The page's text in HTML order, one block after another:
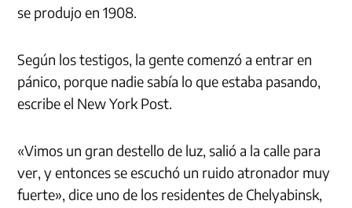
se produjo en 1908.
Según los testigos, la gente comenzó a entrar en
pánico, porque nadie sabía lo que estaba pasando,
escribe el New York Post.
«Vimos un gran destello de luz, salió a la calle para
ver, y entonces se escuchó un ruido atronador muy
fuerte», dice uno de los residentes de Chelyabinsk,